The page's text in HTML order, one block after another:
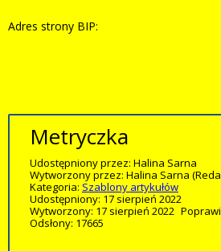
Adres strony BIP:
Metryczka
Udostępniony przez: Halina Sarna
Wytworzony przez: Halina Sarna
Kategoria: Szablony artykułów
Udostępniony: 17 sierpień 2022
Wytworzony: 17 sierpień 2022
Odsłony: 17665